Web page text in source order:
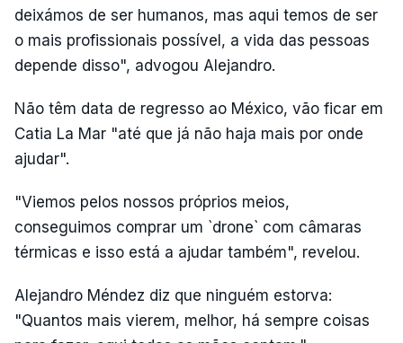
deixámos de ser humanos, mas aqui temos de ser
o mais profissionais possível, a vida das pessoas
depende disso", advogou Alejandro.
Não têm data de regresso ao México, vão ficar em
Catia La Mar "até que já não haja mais por onde
ajudar".
"Viemos pelos nossos próprios meios,
conseguimos comprar um `drone` com câmaras
térmicas e isso está a ajudar também", revelou.
Alejandro Méndez diz que ninguém estorva:
"Quantos mais vierem, melhor, há sempre coisas